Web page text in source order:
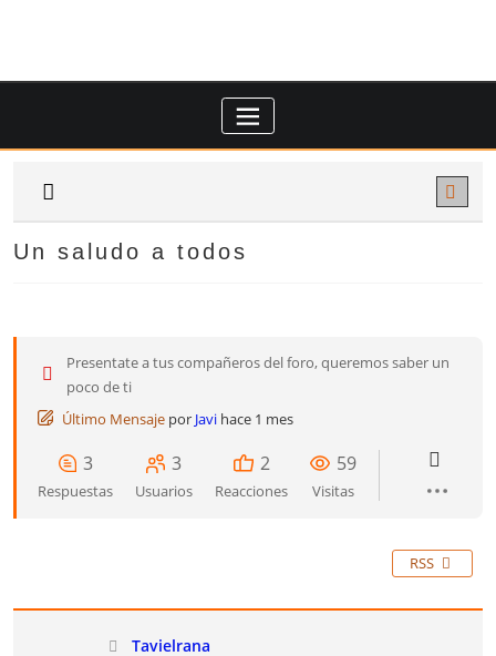
Un saludo a todos
Presentate a tus compañeros del foro, queremos saber un
poco de ti
Último Mensaje por Javi hace 1 mes
3
Respuestas
3
Usuarios
2
Reacciones
59
Visitas
RSS
Tavielrana